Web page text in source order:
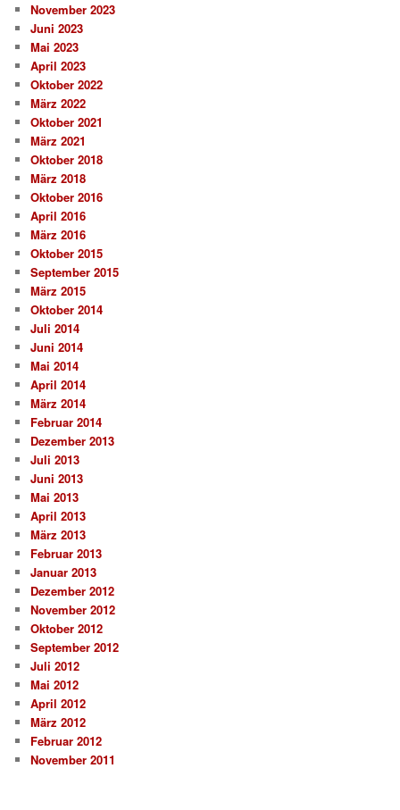
November 2023
Juni 2023
Mai 2023
April 2023
Oktober 2022
März 2022
Oktober 2021
März 2021
Oktober 2018
März 2018
Oktober 2016
April 2016
März 2016
Oktober 2015
September 2015
März 2015
Oktober 2014
Juli 2014
Juni 2014
Mai 2014
April 2014
März 2014
Februar 2014
Dezember 2013
Juli 2013
Juni 2013
Mai 2013
April 2013
März 2013
Februar 2013
Januar 2013
Dezember 2012
November 2012
Oktober 2012
September 2012
Juli 2012
Mai 2012
April 2012
März 2012
Februar 2012
November 2011